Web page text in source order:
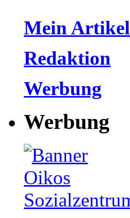
Mein Artikel
Redaktion
Werbung
Werbung